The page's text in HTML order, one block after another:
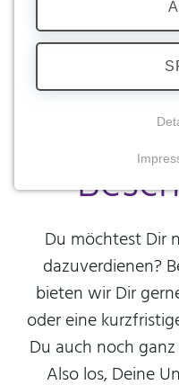
Minijob
Du möchtest Dir
dazuverdienen?
bieten wir Dir
oder eine
Du auch noch
Also los, Deine
Notwendige
der Website
Einverständnis-
Name:
cookie_consent
Zweck: